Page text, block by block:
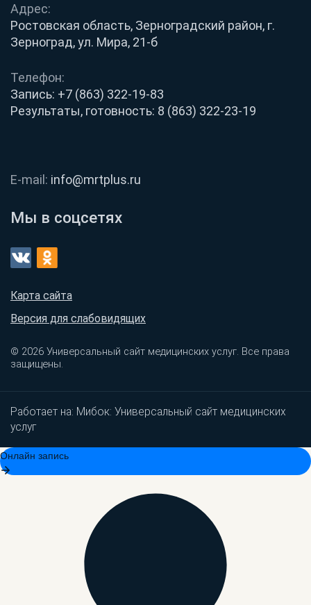
Адрес:
Ростовская область, Зерноградский район, г.
Зерноград, ул. Мира, 21-б
Телефон:
Запись: +7 (863) 322-19-83
Результаты, готовность: 8 (863) 322-23-19
E-mail: info@mrtplus.ru
Мы в соцсетях
Карта сайта
Версия для слабовидящих
© 2026 Универсальный сайт медицинских услуг. Все права
защищены.
Работает на: Мибок: Универсальный сайт медицинских
услуг